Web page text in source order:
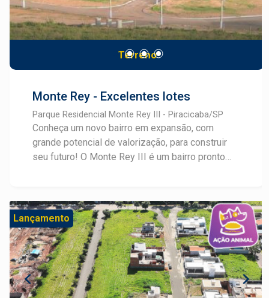
Terreno
Monte Rey - Excelentes lotes
Parque Residencial Monte Rey III - Piracicaba/SP
Conheça um novo bairro em expansão, com
grande potencial de valorização, para construir
seu futuro! O Monte Rey III é um bairro pronto
lançamento possui infraestrutura completa com
água, esgoto, energia elétrica, iluminação... Tudo
preparado para que você possa construir o
imóvel desejado com tudo a mão. Consulte um
especialista em Lançamentos Frias Neto!
Lançamento